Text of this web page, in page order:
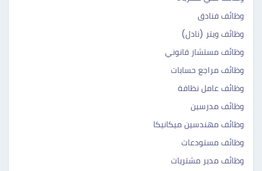
وظائف فنادق
وظائف ويتر (نادل)
وظائف مستشار قانوني
وظائف مراجع حسابات
وظائف عامل نظافة
وظائف مدرسين
وظائف مهندسين ميكانيكا
وظائف مستودعات
وظائف مدير مشتريات